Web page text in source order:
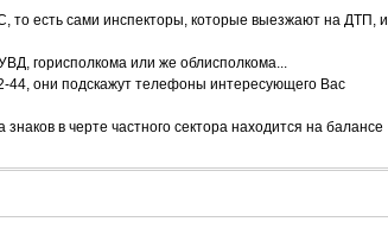
есть сами инспекторы, которые выезжают на ДТП, и
горисполкома или же облисполкома...
они подскажут телефоны интересующего Вас
в черте частного сектора находится на балансе